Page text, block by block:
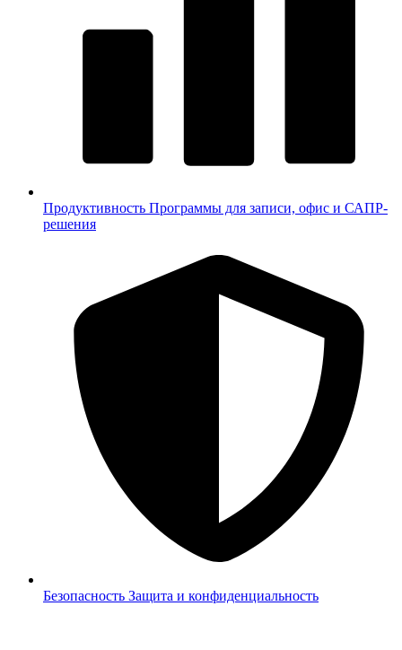
Продуктивность Программы для записи, офис и САПР-
решения
Безопасность Защита и конфиденциальность